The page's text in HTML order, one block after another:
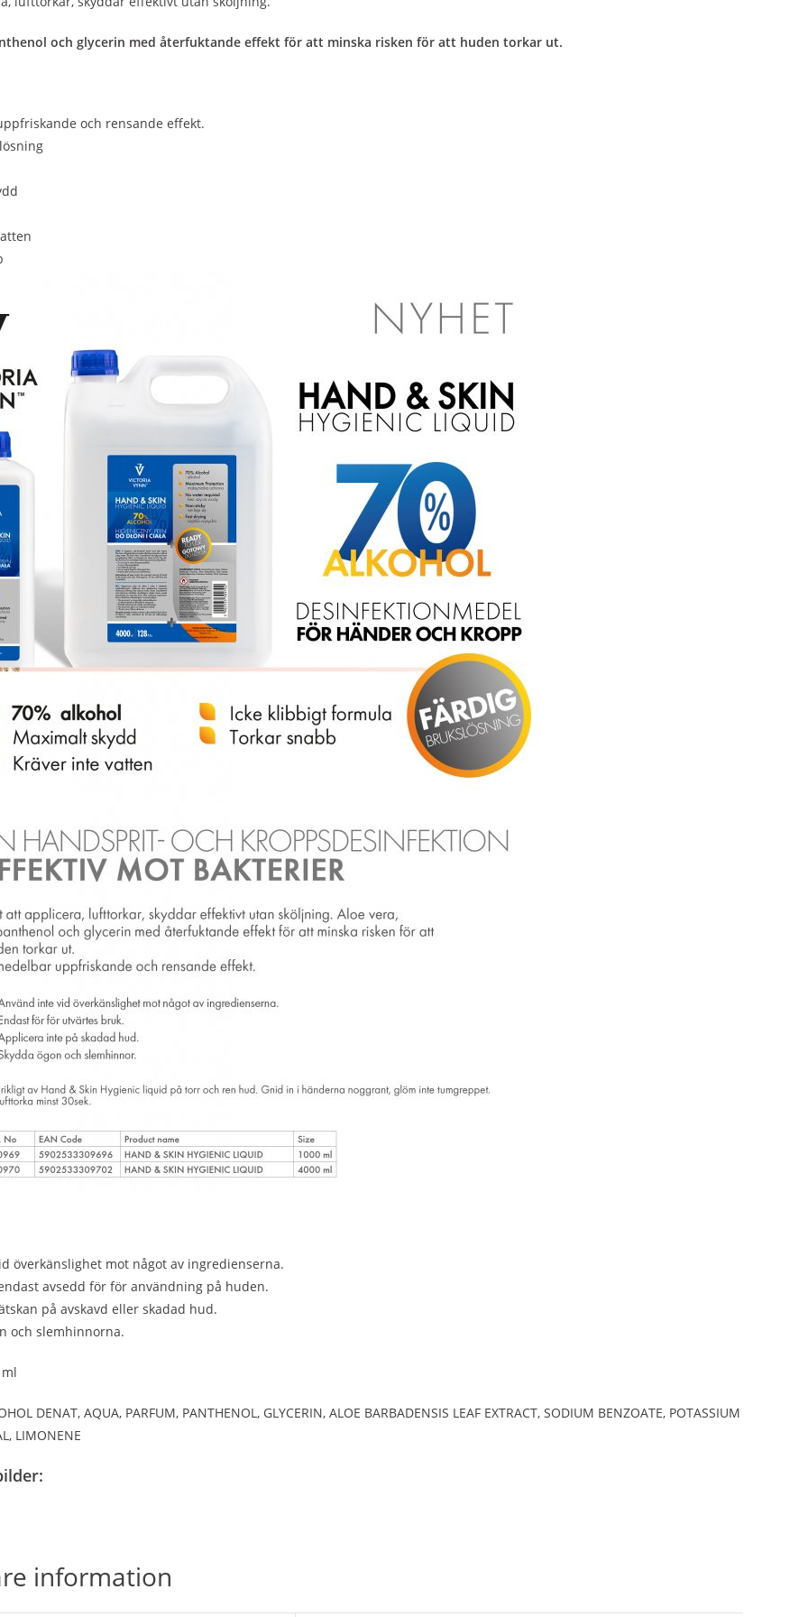
och glycerin med återfuktande effekt för att minska risken för att huden torkar ut.
och rensande effekt.
överkänslighet mot något av ingredienserna.
avsedd för för användning på huden.
på avskavd eller skadad hud.
och slemhinnorna.
DENAT, AQUA, PARFUM, PANTHENOL, GLYCERIN, ALOE BARBADENSIS LEAF EXTRACT, SODIUM BENZOATE, POTASSIUM
LIMONENE
information